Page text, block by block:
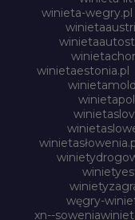
winieta-wegry.pl
winietaestonia.pl
węgry-
xn--